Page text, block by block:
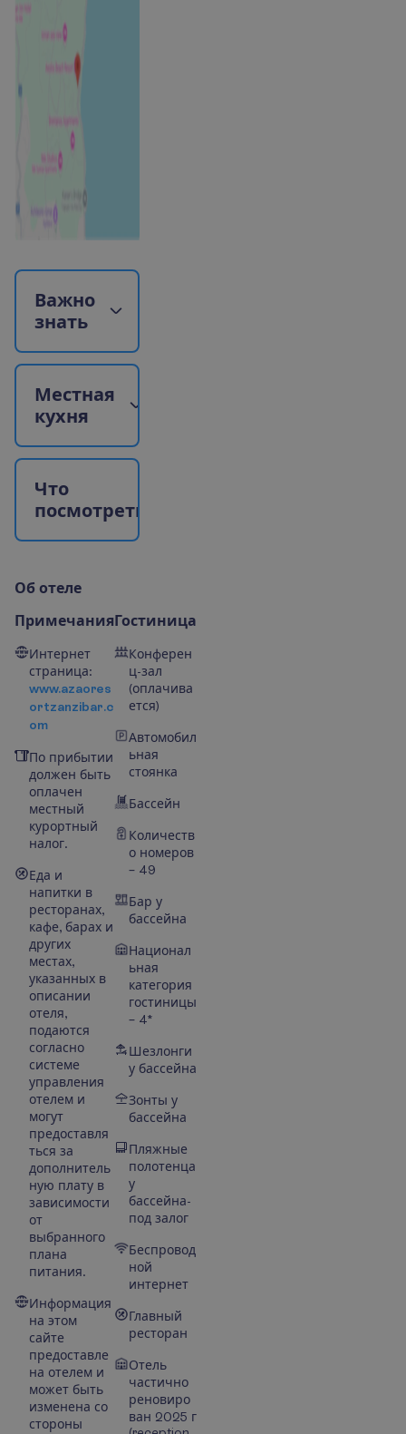
Важно
знать
Местная
кухня
Что
посмотреть
Об отеле
Примечания
Интернет
страница:
www.azaores
ortzanzibar.c
om
По прибытии
должен быть
оплачен
местный
курортный
налог.
Еда и
напитки в
ресторанах,
кафе, барах и
других
местах,
указанных в
описании
отеля,
подаются
согласно
системе
управления
отелем и
могут
предоставля
ться за
дополнитель
ную плату в
зависимости
от
выбранного
плана
питания.
Информация
на этом
сайте
предоставле
на отелем и
может быть
изменена со
стороны
Гостиница
Конферен
ц-зал
(оплачива
ется)
Автомобил
ьная
стоянка
Бассейн
Количеств
о номеров
– 49
Бар у
бассейна
Национал
ьная
категория
гостиницы
– 4*
Шезлонги
у бассейна
Зонты у
бассейна
Пляжные
полотенца
у
бассейна-
под залог
Беспровод
ной
интернет
Главный
ресторан
Отель
частично
реновиро
ван 2025 г